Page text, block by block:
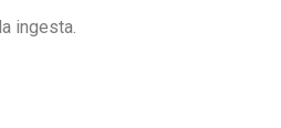
ingesta.